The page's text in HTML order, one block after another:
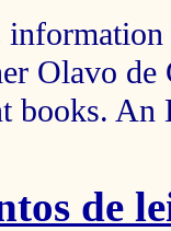
Olavo de
books.
de